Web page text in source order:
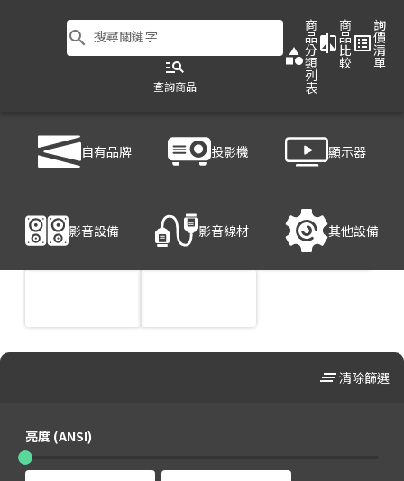
search 搜尋關鍵字
manage_search
查詢商品
category
商
品
分
類
列
表
compare
商
品
比
較
list_alt
詢
價
清
單
自有品牌 投影機 顯示器
影音設備 影音線材 其他設備
大型商用顯示器
clear_all清除篩選
亮度 (ANSI)
150
150